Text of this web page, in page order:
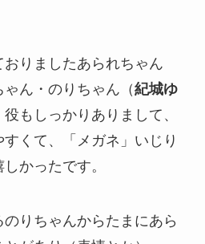
りましたあられちゃん
ゃん・のりちゃん（紀城ゆ
もしっかりありまして、
すくて、「メガネ」いじり
かったです。
りちゃんからたまにあら